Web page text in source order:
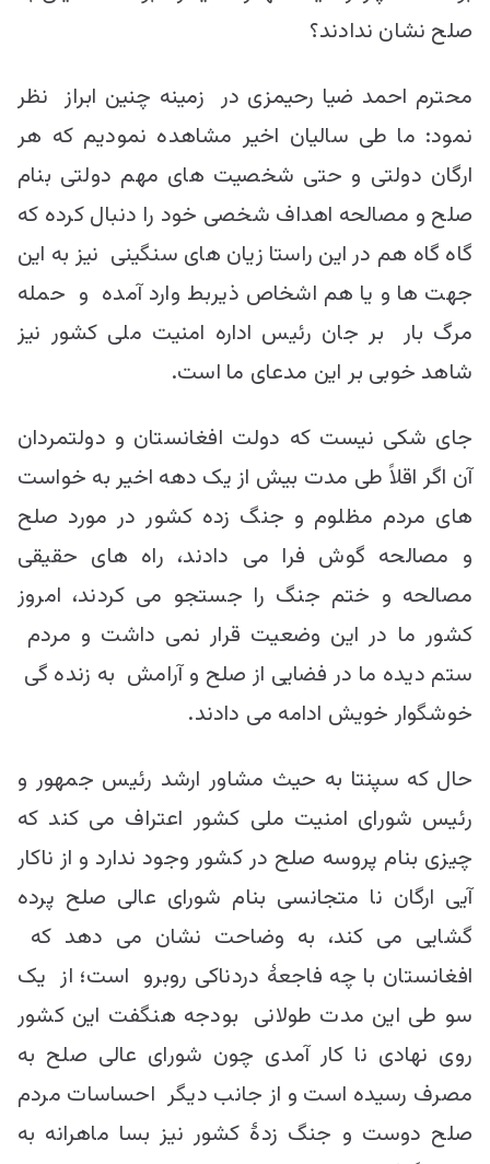
صلح نشان ندادند؟
محترم احمد‌ ‌ضیا رحیمزی در زمینه چنین ابراز نظر
نمود: ما طی سالیان اخیر مشاهده نمودیم که هر
ارگان دولتی و حتی شخصیت های مهم دولتی بنام
صلح و مصالحه اهداف شخصی خود را دنبال کرده که
گاه گاه هم در این راستا زیان های سنگینی نیز به این
جهت ها و یا هم اشخاص ذیربط وارد آمده و حمله
مرگ بار بر جان رئیس اداره امنیت ملی کشور نیز
شاهد خوبی بر این مدعای ما است.
جای شکی نیست که دولت افغانستان و دولتمردان
آن اگر اقلاً طی مدت بیش از یک دهه اخیر به خواست
های مردم مظلوم و جنگ زده کشور در مورد صلح
و مصالحه گوش فرا می دادند، راه های حقیقی
مصالحه و ختم جنگ را جستجو می کردند، امروز
کشور ما در این وضعیت قرار نمی داشت و مردم
ستم دیده ما در فضایی از صلح و آرامش به زنده گی
خوشگوار خویش ادامه می دادند.
حال که سپنتا به حیث مشاور ارشد رئیس جمهور و
رئیس شورای امنیت ملی کشور اعتراف می کند که
چیزی بنام پروسه صلح در کشور وجود ندارد و از ناکار
آیی ارگان نا متجانسی بنام شورای عالی صلح پرده
گشایی می کند، به وضاحت نشان می دهد که
افغانستان با چه فاجعۀ دردناکی روبرو است؛ از یک
سو طی این مدت طولانی بودجه هنگفت این کشور
روی نهادی نا کار آمدی چون شورای عالی صلح به
مصرف رسیده است و از جانب دیگر احساسات مردم
صلح دوست و جنگ زدۀ کشور نیز بسا ماهرانه به